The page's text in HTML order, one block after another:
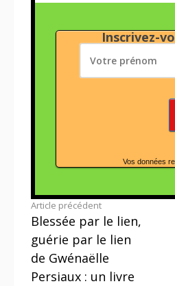
Inscrivez-
Vos données
Lire
la
suite
Article précédent
Blessée par le lien,
guérie par le lien
de Gwénaëlle
Persiaux : un livre